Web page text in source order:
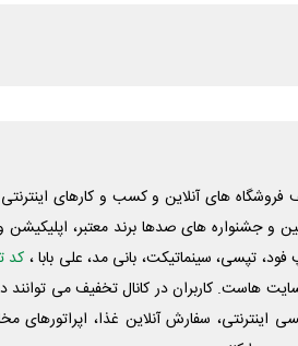
های آنلاین و کسب و‌ کارهای
و جشنواره های صدها برند معتبر، اپلیکیشن
تپسی، سینماتیکت، بانی مد، علی‌ بابا ، کد
‌هاست. کاربران در کانال تخفیف می توانند
سفارش آنلاین غذا، اپراتورهای